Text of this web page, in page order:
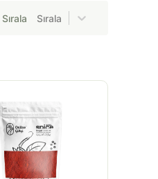
Sırala Sırala